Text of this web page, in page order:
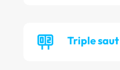
Triple